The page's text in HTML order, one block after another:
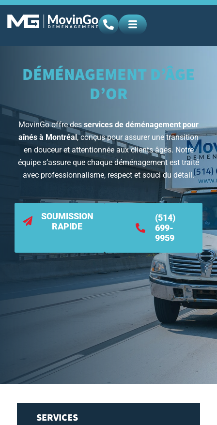
DÉMÉNAGEMENT D’ÂGE
D’OR
MovinGo offre des services de déménagement pour
aînés à Montréal, conçus pour assurer une transition
en douceur et attentionnée aux clients âgés. Notre
équipe s’assure que chaque déménagement est traité
avec professionnalisme, respect et souci du détail.
SOUMISSION
RAPIDE
(514)
699-
9959
SERVICES